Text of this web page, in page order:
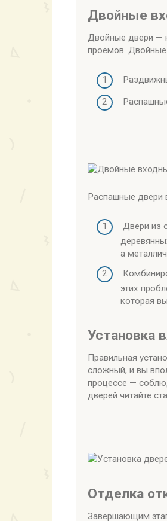
Двойные
Двойные двери —
проемов. Двойные
Распашные двери
Двери из
а
этих
которая
Установка
Правильная
сложный, и вы
процессе —
дверей читайте
Отделка
Завершающим